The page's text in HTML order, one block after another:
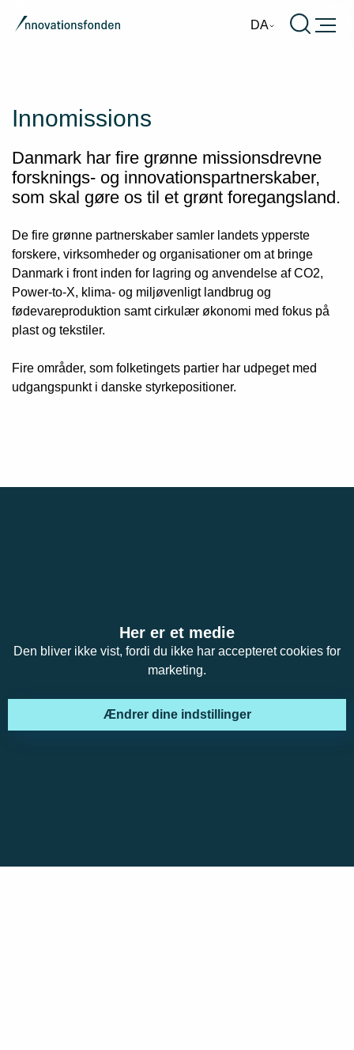
DA Burger
Innomissions
Danmark har fire grønne missionsdrevne
forsknings- og innovationspartnerskaber,
som skal gøre os til et grønt foregangsland.
De fire grønne partnerskaber samler landets ypperste
forskere, virksomheder og organisationer om at bringe
Danmark i front inden for lagring og anvendelse af CO2,
Power-to-X, klima- og miljøvenligt landbrug og
fødevareproduktion samt cirkulær økonomi med fokus på
plast og tekstiler.
Fire områder, som folketingets partier har udpeget med
udgangspunkt i danske styrkepositioner.
Her er et medie
Den bliver ikke vist, fordi du ikke har accepteret cookies for
marketing.
Ændrer dine indstillinger